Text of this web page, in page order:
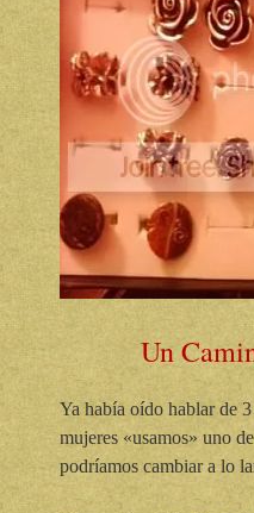
Un
Ya había oído hablar de
mujeres «usamos» uno
podríamos cambiar a lo